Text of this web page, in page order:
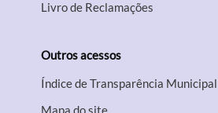
Livro de Reclamações
Outros acessos
Índice de Transparência Municipal
Mapa do site